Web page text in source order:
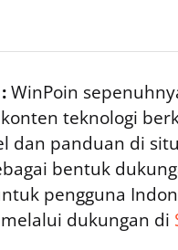
WinPoin
teknologi
dan panduan di
bentuk
pengguna
dukungan di